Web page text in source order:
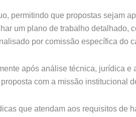
permitindo que propostas sejam
um plano de trabalho detalhado,
por comissão específica do
após análise técnica, jurídica
com a missão institucional
que atendam aos requisitos de